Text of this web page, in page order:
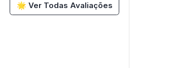
🌟 Ver Todas Avaliações